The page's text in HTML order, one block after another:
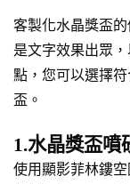
客製化水晶獎盃
是文字效果出眾
點，您可以選擇
盃。
1.水晶獎盃噴
使用顯影菲林鏤